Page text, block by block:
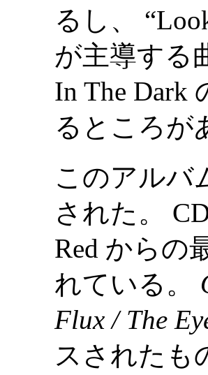
るし、
が主導する
In The Dark
るところが
このアルバ
された。
Red からの
れている。
Flux / The
スされたも